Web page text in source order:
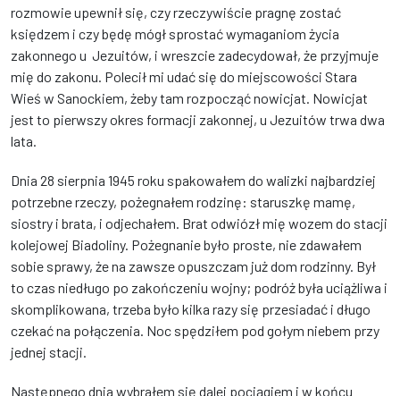
rozmowie upewnił się, czy rzeczywiście pragnę zostać
księdzem i czy będę mógł sprostać wymaganiom życia
zakonnego u Jezuitów, i wreszcie zadecydował, że przyjmuje
mię do zakonu. Polecił mi udać się do miejscowości Stara
Wieś w Sanockiem, żeby tam rozpocząć nowicjat. Nowicjat
jest to pierwszy okres formacji zakonnej, u Jezuitów trwa dwa
lata.
Dnia 28 sierpnia 1945 roku spakowałem do walizki najbardziej
potrzebne rzeczy, pożegnałem rodzinę: staruszkę mamę,
siostry i brata, i odjechałem. Brat odwiózł mię wozem do stacji
kolejowej Biadoliny. Pożegnanie było proste, nie zdawałem
sobie sprawy, że na zawsze opuszczam już dom rodzinny. Był
to czas niedługo po zakończeniu wojny; podróż była uciążliwa i
skomplikowana, trzeba było kilka razy się przesiadać i długo
czekać na połączenia. Noc spędziłem pod gołym niebem przy
jednej stacji.
Następnego dnia wybrałem się dalej pociągiem i w końcu